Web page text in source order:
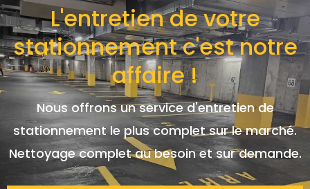
L'entretien de votre
stationnement c'est notre
affaire !
Nous offrons un service d'entretien de
stationnement le plus complet sur le marché.
Nettoyage complet au besoin et sur demande.